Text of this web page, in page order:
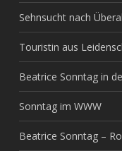
Sehnsucht nach
Touristin aus
Beatrice Sonntag in
Sonntag im WWW
Beatrice Sonntag –